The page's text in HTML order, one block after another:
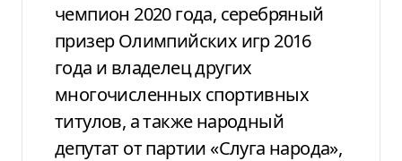
чемпион 2020 года, серебряный
призер Олимпийских игр 2016
года и владелец других
многочисленных спортивных
титулов, а также народный
депутат от партии «Слуга народа»,